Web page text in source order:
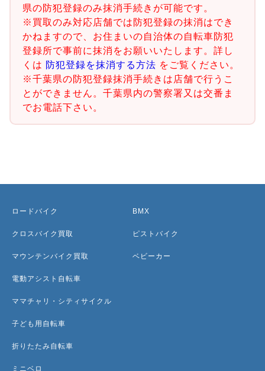
県の防犯登録のみ抹消手続きが可能です。
※買取のみ対応店舗では防犯登録の抹消はでき
かねますので、お住まいの自治体の自転車防犯
登録所で事前に抹消をお願いいたします。詳し
くは 防犯登録を抹消する方法 をご覧ください。
※千葉県の防犯登録抹消手続きは店舗で行うこ
とができません。千葉県内の警察署又は交番ま
でお電話下さい。
ロードバイク
クロスバイク買取
マウンテンバイク買取
電動アシスト自転車
ママチャリ・シティサイクル
子ども用自転車
折りたたみ自転車
ミニベロ
BMX
ピストバイク
ベビーカー